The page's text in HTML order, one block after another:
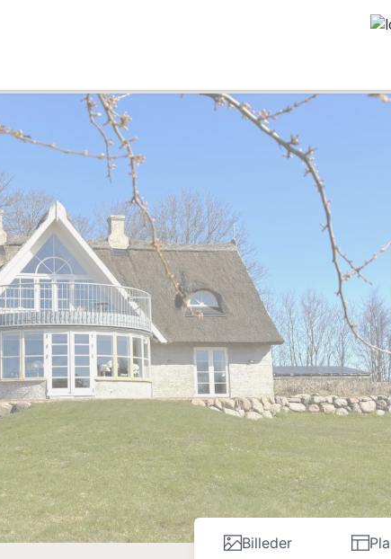
Billeder